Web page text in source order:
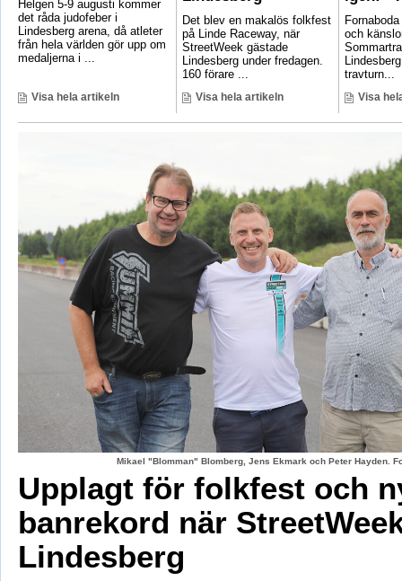
Helgen 5-9 augusti kommer
det råda judofeber i
Lindesberg arena, då atleter
från hela världen gör upp om
medaljerna i ...
Visa hela artikeln
Det blev en makalös folkfest
på Linde Raceway, när
StreetWeek gästade
Lindesberg under fredagen.
160 förare ...
Visa hela artikeln
och
travturn...
Visa
Mikael "Blomman" Blomberg, Jens Ekmark och Peter Hayden.
Upplagt för folkfest och
banrekord när
Lindesberg